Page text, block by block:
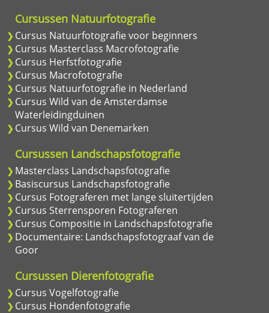
Cursussen Natuurfotografie
Cursus Natuurfotografie voor beginners
Cursus Masterclass Macrofotografie
Cursus Herfstfotografie
Cursus Macrofotografie
Cursus Natuurfotografie in Nederland
Cursus Wild van de Amsterdamse
Waterleidingduinen
Cursus Wild van Denemarken
Cursussen Landschapsfotografie
Masterclass Landschapsfotografie
Basiscursus Landschapsfotografie
Cursus Fotograferen met lange sluitertijden
Cursus Sterrensporen Fotograferen
Cursus Compositie in Landschapsfotografie
Documentaire: Landschapsfotograaf van de
Goor
Cursussen Dierenfotografie
Cursus Vogelfotografie
Cursus Hondenfotografie